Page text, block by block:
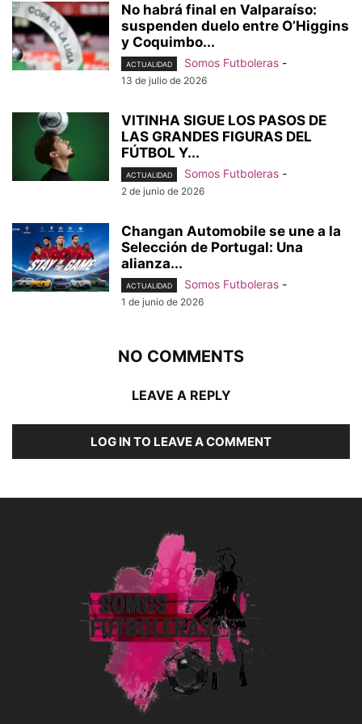
No habrá final en Valparaíso:
suspenden duelo entre O’Higgins
y Coquimbo...
ACTUALIDAD Somos Futboleras -
13 de julio de 2026
VITINHA SIGUE LOS PASOS DE
LAS GRANDES FIGURAS DEL
FÚTBOL Y...
ACTUALIDAD Somos Futboleras -
2 de junio de 2026
Changan Automobile se une a la
Selección de Portugal: Una
alianza...
ACTUALIDAD Somos Futboleras -
1 de junio de 2026
NO COMMENTS
LEAVE A REPLY
LOG IN TO LEAVE A COMMENT